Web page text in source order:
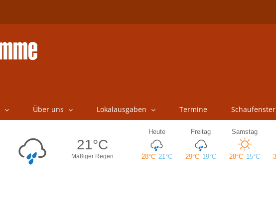
Über uns Lokalausgaben Termine Schaufenster